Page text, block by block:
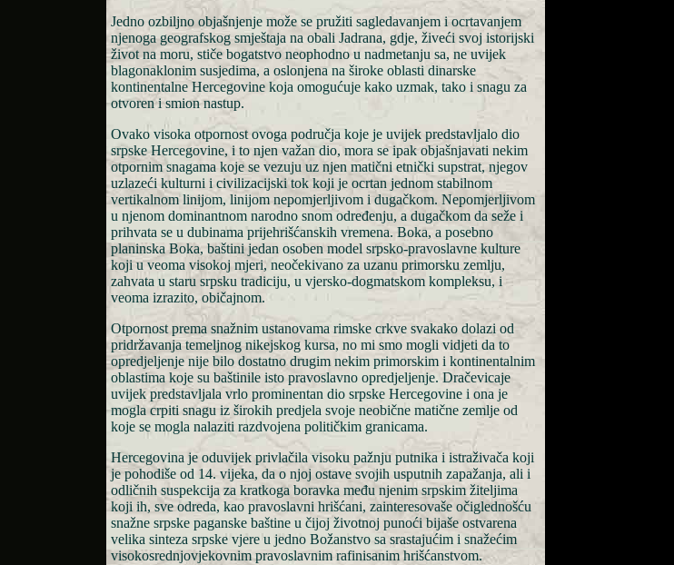
Jedno ozbiljno objašnjenje može se pružiti sagledavanjem i ocrtavanjem
njenoga geografskog smještaja na obali Jadrana, gdje, živeći svoj istorijski
život na moru, stiče bogatstvo neophodno u nadmetanju sa, ne uvijek
blagonaklonim susjedima, a oslonjena na široke oblasti dinarske
kontinentalne Hercegovine koja omogućuje kako uzmak, tako i snagu za
otvoren i smion nastup.
Ovako visoka otpornost ovoga područja koje je uvijek predstavljalo dio
srpske Hercegovine, i to njen važan dio, mora se ipak objašnjavati nekim
otpornim snagama koje se vezuju uz njen matični etnički supstrat, njegov
uzlazeći kulturni i civilizacijski tok koji je ocrtan jednom stabilnom
vertikalnom linijom, linijom nepomjerljivom i dugačkom. Nepomjerljivom
u njenom dominantnom narodno snom određenju, a dugačkom da seže i
prihvata se u dubinama prijehrišćanskih vremena. Boka, a posebno
planinska Boka, baštini jedan osoben model srpsko-pravoslavne kulture
koji u veoma visokoj mjeri, neočekivano za uzanu primorsku zemlju,
zahvata u staru srpsku tradiciju, u vjersko-dogmatskom kompleksu, i
veoma izrazito, običajnom.
Otpornost prema snažnim ustanovama rimske crkve svakako dolazi od
pridržavanja temeljnog nikejskog kursa, no mi smo mogli vidjeti da to
opredjeljenje nije bilo dostatno drugim nekim primorskim i kontinentalnim
oblastima koje su baštinile isto pravoslavno opredjeljenje. Dračevicaje
uvijek predstavljala vrlo prominentan dio srpske Hercegovine i ona je
mogla crpiti snagu iz širokih predjela svoje neobične matične zemlje od
koje se mogla nalaziti razdvojena političkim granicama.
Hercegovina je oduvijek privlačila visoku pažnju putnika i istraživača koji
je pohodiše od 14. vijeka, da o njoj ostave svojih usputnih zapažanja, ali i
odličnih suspekcija za kratkoga boravka među njenim srpskim žiteljima
koji ih, sve odreda, kao pravoslavni hrišćani, zainteresovaše očiglednošću
snažne srpske paganske baštine u čijoj životnoj punoći bijaše ostvarena
velika sinteza srpske vjere u jedno Božanstvo sa srastajućim i snažećim
visokosrednjovjekovnim pravoslavnim rafinisanim hrišćanstvom.